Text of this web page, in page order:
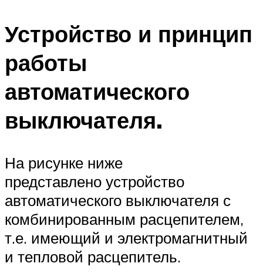
Устройство и принцип
работы
автоматического
выключателя.
На рисунке ниже
представлено устройство
автоматического выключателя с
комбинированным расцепителем,
т.е. имеющий и электромагнитный
и тепловой расцепитель.